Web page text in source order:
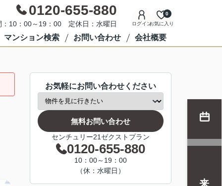
0120-655-880
：10：00～19：00 定休日：水曜日 ログインお気に入り
0
マンション検索 お問い合わせ 会社概要
お気軽にお問い合わせください
無料お問い合わせ
センチュリー21ゼクストプラン
0120-655-880
10：00～19：00
（休：水曜日）